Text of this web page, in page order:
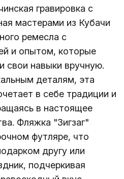
гравировка с
мастерами из Кубачи
ремесла с
и опытом, которые
свои навыки вручную.
деталям, эта
в себе традиции и
в настоящее
Фляжка "Зигзаг"
футляре, что
другу или
подчеркивая